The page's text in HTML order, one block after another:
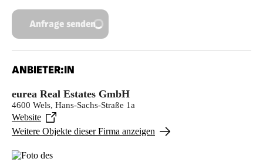
Anfrage senden
ANBIETER:IN
eurea Real Estates GmbH
4600 Wels, Hans-Sachs-Straße 1a
Website
Weitere Objekte dieser Firma anzeigen